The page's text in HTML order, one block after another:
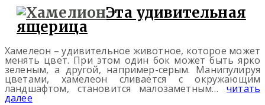
Эта удивительная
ящерица
Хамелеон – удивительное животное, которое может
менять цвет. При этом один бок может быть ярко
зеленым, а другой, например-серым. Манипулируя
цветами, хамелеон сливается с окружающим
ландшафтом, становится малозаметным…читать
далее